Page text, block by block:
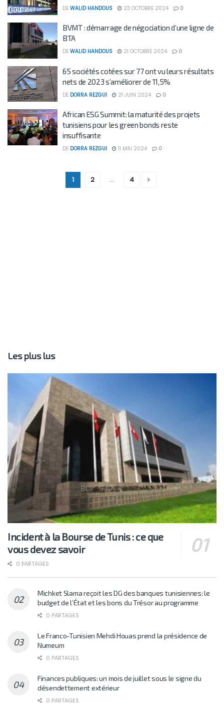
DE WALID HANDOUS 23 OCTOBRE 2024 0
BVMT : démarrage de négociation d’une ligne de
BTA
DE WALID HANDOUS 21 OCTOBRE 2024 0
65 sociétés cotées sur 77 ont vu leurs résultats
nets de 2023 s’améliorer de 11,5%
DE DORRA REZGUI 21 JUIN 2024 0
African ESG Summit: la maturité des projets
tunisiens pour les green bonds reste
insuffisante
DE DORRA REZGUI 11 MAI 2024 0
1 2 … 4
Les plus lus
Incident à la Bourse de Tunis : ce que
vous devez savoir
0 PARTAGES
Michket Slama reçoit les DG des banques tunisiennes: le
budget de l’État et les bons du Trésor au programme
0 PARTAGES
Le Franco-Tunisien Mehdi Houas prend la présidence de
Numeum
0 PARTAGES
Finances publiques: un mois de juillet sous le signe du
désendettement extérieur
0 PARTAGES